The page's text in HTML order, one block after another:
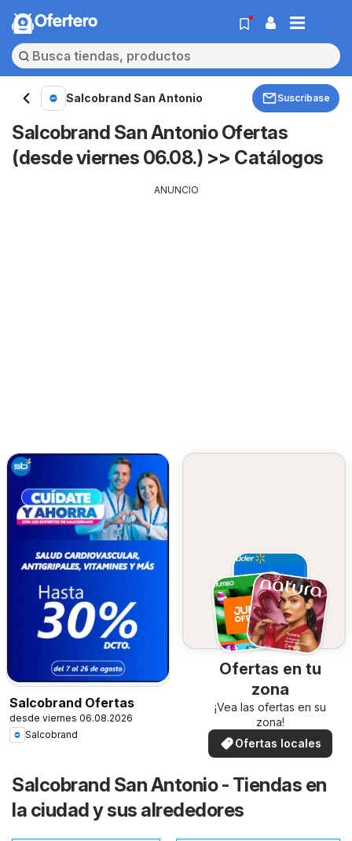
Ofertero
Salcobrand San Antonio Suscríbase
Salcobrand San Antonio Ofertas
(desde viernes 06.08.) >> Catálogos
ANUNCIO
Salcobrand Ofertas
desde viernes 06.08.2026
Salcobrand
Ofertas en tu
zona
¡Vea las ofertas en su
zona!
Ofertas locales
Salcobrand San Antonio - Tiendas en
la ciudad y sus alrededores